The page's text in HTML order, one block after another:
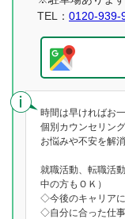
TEL： 0120-939-
時間は早ければお
個別カウンセリン
お悩みや不安を解
就職活動、転職活
中の方もＯＫ）
◇今後のキャリア
◇自分に合った仕